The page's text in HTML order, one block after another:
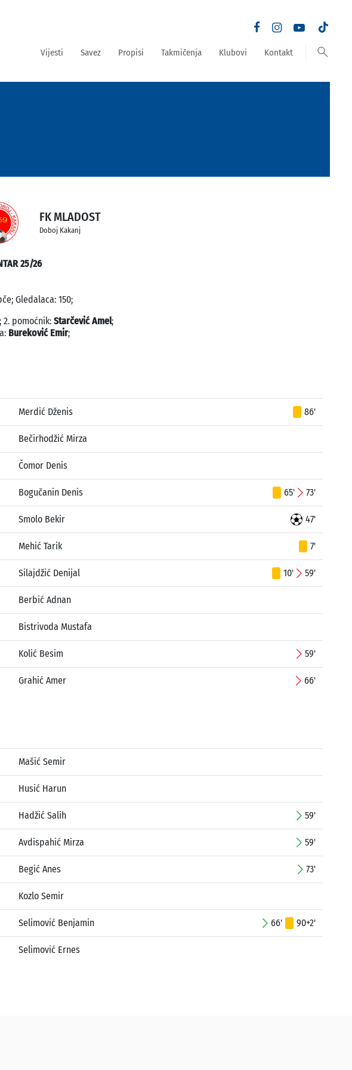
Vijesti Savez Propisi Takmičenja Klubovi Kontakt search
FK MLADOST
Doboj Kakanj
25/26
Gledalaca: 150;
; 2. pomoćnik: Starčević Amel;
Bureković Emir;
Merdić Dženis 86'
Bečirhodžić Mirza
Čomor Denis
Bogučanin Denis 65' 73'
Smolo Bekir 47'
Mehić Tarik 7'
Silajdžić Denijal 10' 59'
Berbić Adnan
Bistrivoda Mustafa
Kolić Besim 59'
Grahić Amer 66'
Mašić Semir
Husić Harun
Hadžić Salih 59'
Avdispahić Mirza 59'
Begić Anes 73'
Kozlo Semir
Selimović Benjamin 66' 90+2'
Selimović Ernes